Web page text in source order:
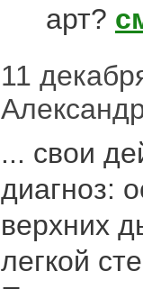
арт?
11
... свои
диагноз:
верхних
легкой